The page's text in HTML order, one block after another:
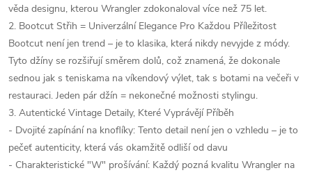
věda designu, kterou Wrangler zdokonaloval více než 75 let.
2. Bootcut Střih = Univerzální Elegance Pro Každou Příležitost
Bootcut není jen trend – je to klasika, která nikdy nevyjde z módy.
Tyto džíny se rozšiřují směrem dolů, což znamená, že dokonale
sednou jak s teniskama na víkendový výlet, tak s botami na večeři v
restauraci. Jeden pár džín = nekonečné možnosti stylingu.
3. Autentické Vintage Detaily, Které Vyprávějí Příběh
- Dvojité zapínání na knoflíky: Tento detail není jen o vzhledu – je to
pečeť autenticity, která vás okamžitě odliší od davu
- Charakteristické "W" prošívání: Každý pozná kvalitu Wrangler na